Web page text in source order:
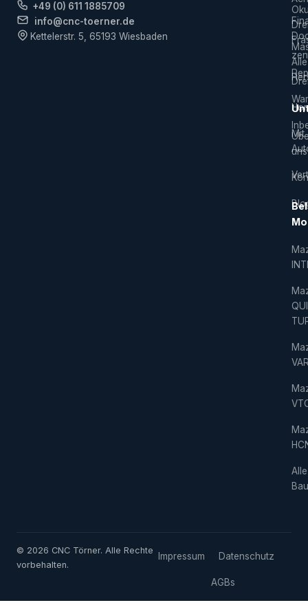
+49 (0) 611 1885709
info@cnc-toerner.de
Kettelerstr. 5, 65193 Wiesbaden
Mit
Alle
Alle
uns
© 2026 CNC Törner. Alle Rechte
vorbehalten.
Impressum Datenschutz
AGBs